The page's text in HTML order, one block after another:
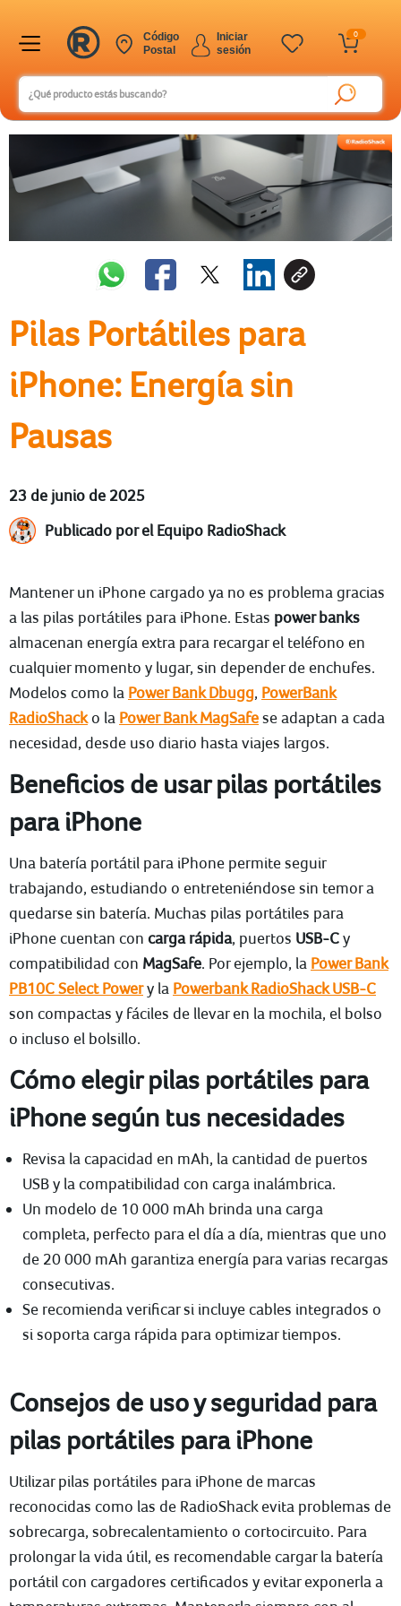
0
Iniciar
sesión
Código
Postal
Pilas Portátiles para
iPhone: Energía sin
Pausas
23 de junio de 2025
Publicado por el Equipo RadioShack
Mantener un iPhone cargado ya no es problema gracias
a las pilas portátiles para iPhone. Estas power banks
almacenan energía extra para recargar el teléfono en
cualquier momento y lugar, sin depender de enchufes.
Modelos como la Power Bank Dbugg, PowerBank
RadioShacko la Power Bank MagSafese adaptan a cada
necesidad, desde uso diario hasta viajes largos.
Beneficios de usar pilas portátiles
para iPhone
Una batería portátil para iPhone permite seguir
trabajando, estudiando o entreteniéndose sin temor a
quedarse sin batería. Muchas pilas portátiles para
iPhone cuentan con carga rápida, puertos USB-Cy
compatibilidad con MagSafe. Por ejemplo, la Power Bank
PB10C Select Powery la Powerbank RadioShack USB-C
son compactas y fáciles de llevar en la mochila, el bolso
o incluso el bolsillo.
Cómo elegir pilas portátiles para
iPhone según tus necesidades
Revisa la capacidad en mAh, la cantidad de puertos
USB y la compatibilidad con carga inalámbrica.
Un modelo de 10 000 mAh brinda una carga
completa, perfecto para el día a día, mientras que uno
de 20 000 mAh garantiza energía para varias recargas
consecutivas.
Se recomienda verificar si incluye cables integrados o
si soporta carga rápida para optimizar tiempos.
Consejos de uso y seguridad para
pilas portátiles para iPhone
Utilizar pilas portátiles para iPhone de marcas
reconocidas como las de RadioShack evita problemas de
sobrecarga, sobrecalentamiento o cortocircuito. Para
prolongar la vida útil, es recomendable cargar la batería
portátil con cargadores certificados y evitar exponerla a